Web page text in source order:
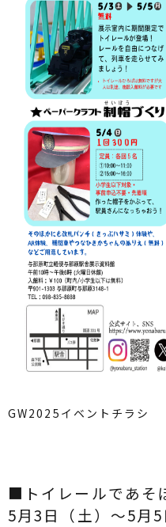
GW2025イベントチラシ
■トイレールであそ
5月3日（土）〜5月5